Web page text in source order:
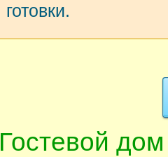
готовки.
Гостевой